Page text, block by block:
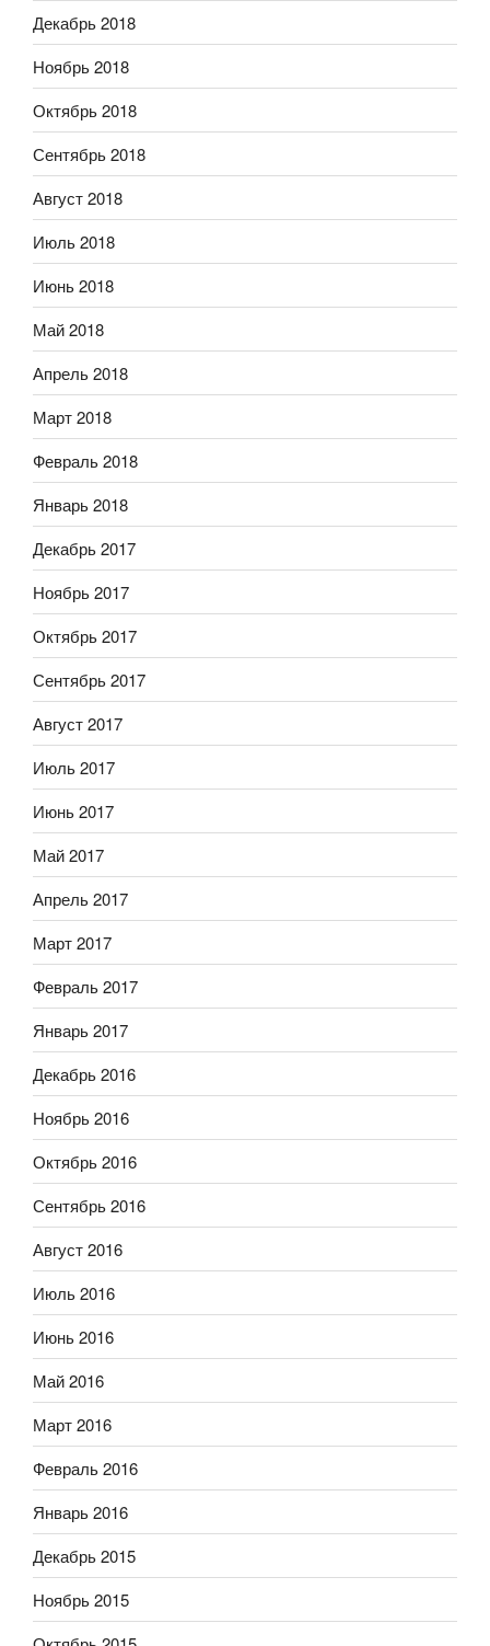
Декабрь 2018
Ноябрь 2018
Октябрь 2018
Сентябрь 2018
Август 2018
Июль 2018
Июнь 2018
Май 2018
Апрель 2018
Март 2018
Февраль 2018
Январь 2018
Декабрь 2017
Ноябрь 2017
Октябрь 2017
Сентябрь 2017
Август 2017
Июль 2017
Июнь 2017
Май 2017
Апрель 2017
Март 2017
Февраль 2017
Январь 2017
Декабрь 2016
Ноябрь 2016
Октябрь 2016
Сентябрь 2016
Август 2016
Июль 2016
Июнь 2016
Май 2016
Март 2016
Февраль 2016
Январь 2016
Декабрь 2015
Ноябрь 2015